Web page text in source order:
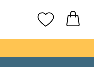
Suosikkini